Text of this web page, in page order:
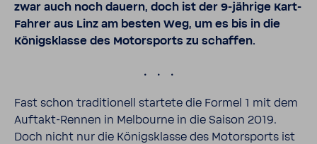
zwar auch noch dauern, doch ist der 9-​jährige Kart-​
Fahrer aus Linz am besten Weg, um es bis in die
Königs­klasse des Motor­sports zu schaffen.
.
Fast schon tradi­tio­nell star­tete die Formel 1 mit dem
Auftakt-​​Rennen in Melbourne in die Saison 2019.
Doch nicht nur die Königs­klasse des Motor­sports ist